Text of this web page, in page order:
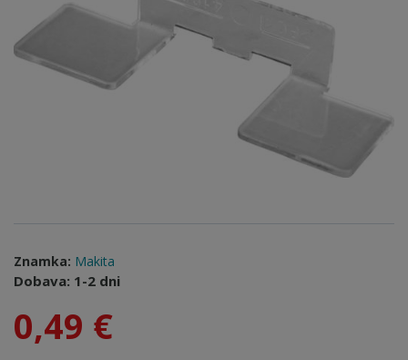
Znamka: Makita
Dobava: 1-2 dni
0,49 €